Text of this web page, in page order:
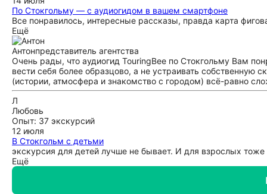
По Стокгольму — с аудиогидом в вашем смартфоне
Все понравилось, интересные рассказы, правда карта
Ещё
Антонпредставитель агентства
Очень рады, что аудиогид TouringBee по Стокгольму Вам
вести себя более образцово, а не устраивать собственную
(истории, атмосфера и знакомство с городом) всё-равно
Л
Любовь
Опыт: 37 экскурсий
12 июля
В Стокгольм с детьми
экскурсия для детей лучше не бывает. И для взрослых
Ещё